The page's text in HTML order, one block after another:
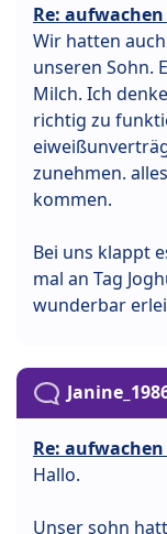
Re:
Wir hatten
unseren Sohn.
Milch. Ich
richtig zu
zunehmen.
kommen.
Bei uns klappt
mal an Tag
wunderbar
Re:
Hallo.
Unser sohn